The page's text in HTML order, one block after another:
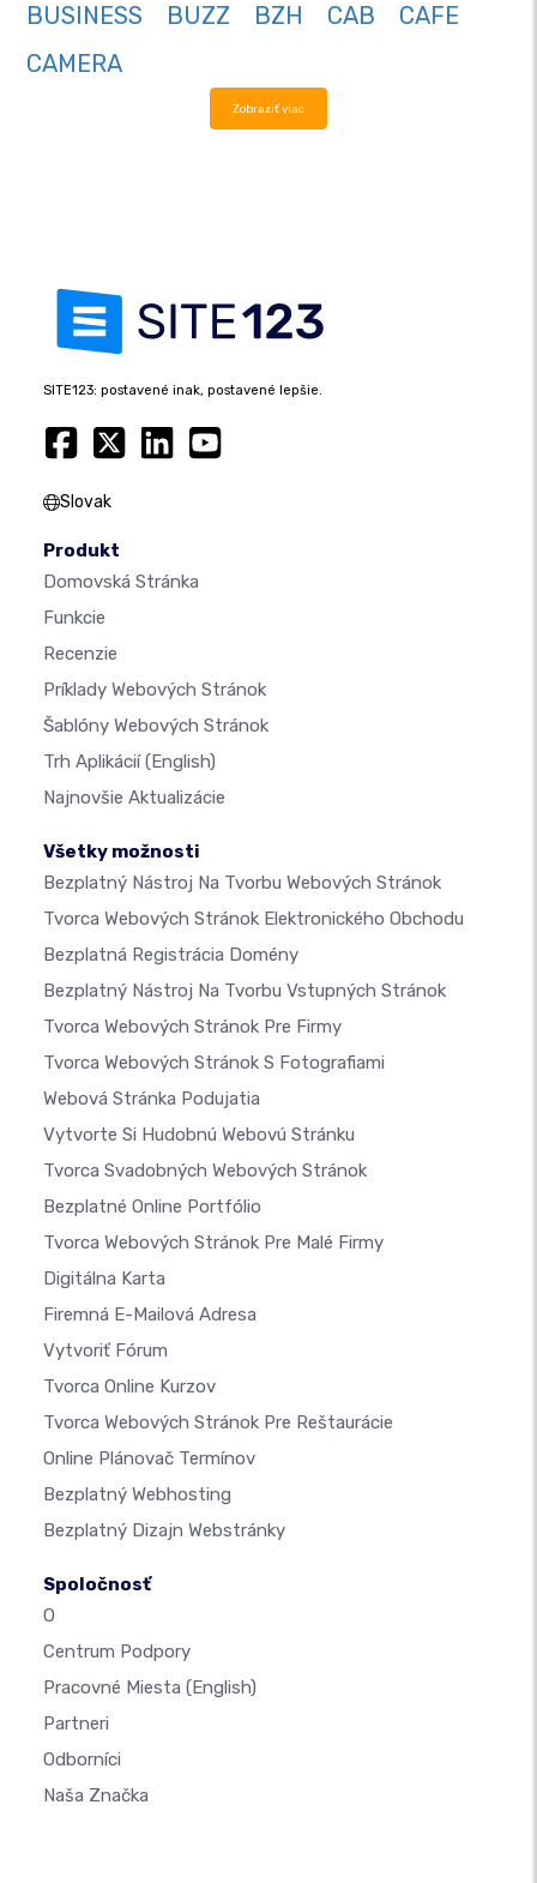
BUSINESS
BUZZ BZH CAB
CAFE
CAMERA
Zobraziť viac
SITE123: postavené inak, postavené lepšie.
Slovak
Produkt
Domovská Stránka
Funkcie
Recenzie
Príklady Webových Stránok
Šablóny Webových Stránok
Trh Aplikácií(English)
Najnovšie Aktualizácie
Všetky možnosti
Bezplatný Nástroj Na Tvorbu Webových Stránok
Tvorca Webových Stránok Elektronického Obchodu
Bezplatná Registrácia Domény
Bezplatný Nástroj Na Tvorbu Vstupných Stránok
Tvorca Webových Stránok Pre Firmy
Tvorca Webových Stránok S Fotografiami
Webová Stránka Podujatia
Vytvorte Si Hudobnú Webovú Stránku
Tvorca Svadobných Webových Stránok
Bezplatné Online Portfólio
Tvorca Webových Stránok Pre Malé Firmy
Digitálna Karta
Firemná E-Mailová Adresa
Vytvoriť Fórum
Tvorca Online Kurzov
Tvorca Webových Stránok Pre Reštaurácie
Online Plánovač Termínov
Bezplatný Webhosting
Bezplatný Dizajn Webstránky
Spoločnosť
O
Centrum Podpory
Pracovné Miesta (English)
Partneri
Odborníci
Naša Značka